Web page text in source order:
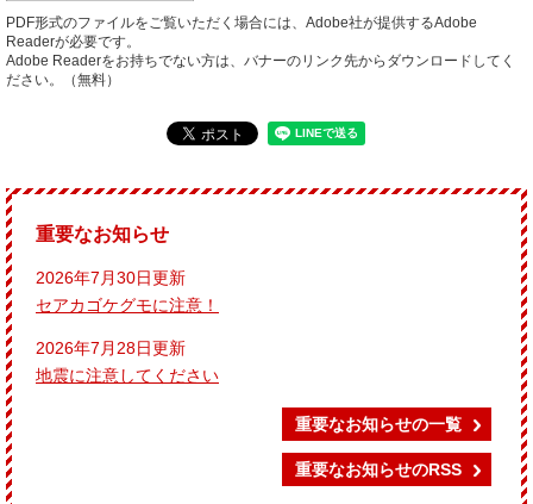
PDF形式のファイルをご覧いただく場合には、Adobe社が提供するAdobe
Readerが必要です。
Adobe Readerをお持ちでない方は、バナーのリンク先からダウンロードしてく
ださい。（無料）
重要なお知らせ
2026年7月30日更新
セアカゴケグモに注意！
2026年7月28日更新
地震に注意してください
重要なお知らせの一覧
重要なお知らせのRSS